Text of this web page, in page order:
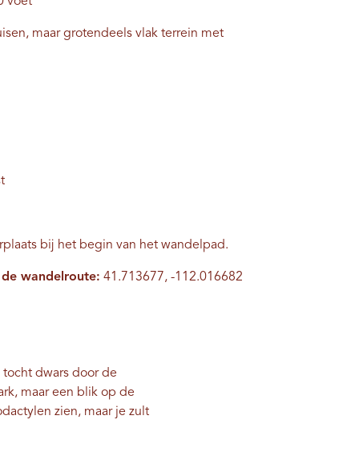
maar grotendeels vlak terrein met
bij het begin van het wandelpad.
wandelroute: 41.713677, -112.016682
dwars door de
maar een blik op de
zien, maar je zult